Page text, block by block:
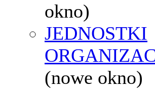
okno)
JEDNOSTKI
(nowe okno)